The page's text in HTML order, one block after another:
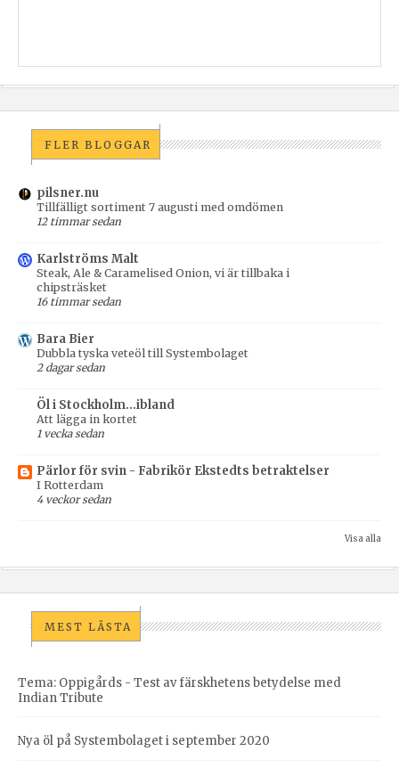
FLER BLOGGAR
pilsner.nu
Tillfälligt sortiment 7 augusti med omdömen
12 timmar sedan
Karlströms Malt
Steak, Ale & Caramelised Onion, vi är tillbaka i
chipsträsket
16 timmar sedan
Bara Bier
Dubbla tyska veteöl till Systembolaget
2 dagar sedan
Öl i Stockholm...ibland
Att lägga in kortet
1 vecka sedan
Pärlor för svin - Fabrikör Ekstedts betraktelser
I Rotterdam
4 veckor sedan
Visa alla
MEST LÄSTA
Tema: Oppigårds - Test av färskhetens betydelse med
Indian Tribute
Nya öl på Systembolaget i september 2020